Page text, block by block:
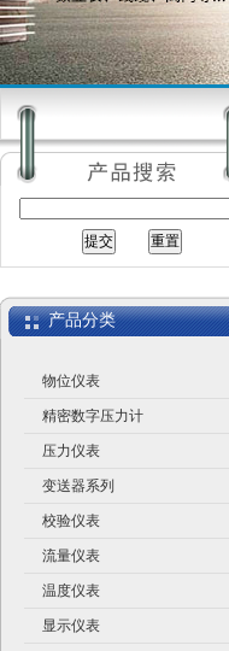
产品分类
物位仪表
精密数字压力计
压力仪表
变送器系列
校验仪表
流量仪表
温度仪表
显示仪表